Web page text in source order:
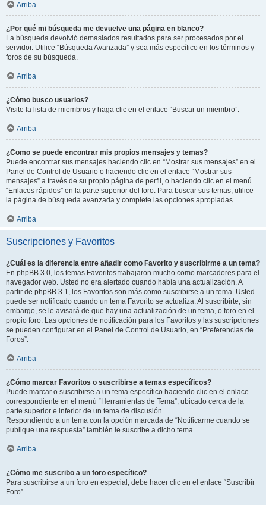
Arriba
¿Por qué mi búsqueda me devuelve una página en blanco?
La búsqueda devolvió demasiados resultados para ser procesados por el
servidor. Utilice “Búsqueda Avanzada” y sea más específico en los términos y
foros de su búsqueda.
Arriba
¿Cómo busco usuarios?
Visite la lista de miembros y haga clic en el enlace “Buscar un miembro”.
Arriba
¿Como se puede encontrar mis propios mensajes y temas?
Puede encontrar sus mensajes haciendo clic en “Mostrar sus mensajes” en el
Panel de Control de Usuario o haciendo clic en el enlace “Mostrar sus
mensajes” a través de su propio página de perfil, o haciendo clic en el menú
“Enlaces rápidos” en la parte superior del foro. Para buscar sus temas, utilice
la página de búsqueda avanzada y complete las opciones apropiadas.
Arriba
Suscripciones y Favoritos
¿Cuál es la diferencia entre añadir como Favorito y suscribirme a un tema?
En phpBB 3.0, los temas Favoritos trabajaron mucho como marcadores para el
navegador web. Usted no era alertado cuando había una actualización. A
partir de phpBB 3.1, los Favoritos son más como suscribirse a un tema. Usted
puede ser notificado cuando un tema Favorito se actualiza. Al suscribirte, sin
embargo, se le avisará de que hay una actualización de un tema, o foro en el
propio foro. Las opciones de notificación para los Favoritos y las suscripciones
se pueden configurar en el Panel de Control de Usuario, en “Preferencias de
Foros”.
Arriba
¿Cómo marcar Favoritos o suscribirse a temas específicos?
Puede marcar o suscribirse a un tema específico haciendo clic en el enlace
correspondiente en el menú “Herramientas de Tema”, ubicado cerca de la
parte superior e inferior de un tema de discusión.
Respondiendo a un tema con la opción marcada de “Notificarme cuando se
publique una respuesta” también le suscribe a dicho tema.
Arriba
¿Cómo me suscribo a un foro específico?
Para suscribirse a un foro en especial, debe hacer clic en el enlace “Suscribir
Foro”.